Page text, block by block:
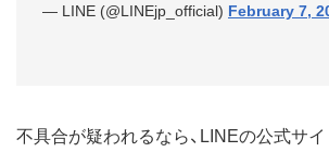
— LINE (@LINEjp_official) February 7,
不具合が疑われるなら、LINEの公式サイ